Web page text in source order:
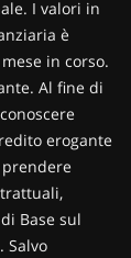
I valori in
è
in corso.
Al fine di
erogante
Base sul
Salvo